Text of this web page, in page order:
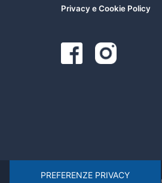
Privacy e Cookie Policy
© 2026 Ripensiamo